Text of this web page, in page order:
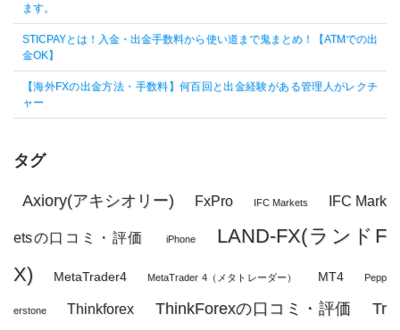
ます。
STICPAYとは！入金・出金手数料から使い道まで鬼まとめ！【ATMでの出
金OK】
【海外FXの出金方法・手数料】何百回と出金経験がある管理人がレクチ
ャー
タグ
Axiory(アキシオリー) FxPro IFC Markets IFC Mark
etsの口コミ・評価 iPhone
LAND-FX(ランドF
X)
MetaTrader4 MetaTrader 4（メタトレーダー） MT4 Pepp
erstone Thinkforex ThinkForexの口コミ・評価
Tr